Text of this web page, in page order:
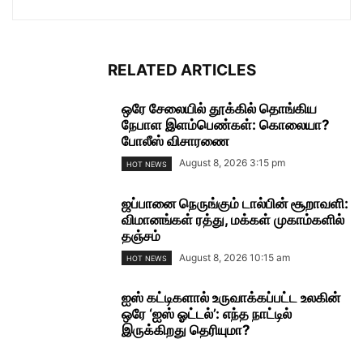
RELATED ARTICLES
ஒரே சேலையில் தூக்கில் தொங்கிய
நேபாள இளம்பெண்கள்: கொலையா?
போலீஸ் விசாரணை
HOT NEWS August 8, 2026 3:15 pm
ஜப்பானை நெருங்கும் டால்பின் சூறாவளி:
விமானங்கள் ரத்து, மக்கள் முகாம்களில்
தஞ்சம்
HOT NEWS August 8, 2026 10:15 am
ஐஸ் கட்டிகளால் உருவாக்கப்பட்ட உலகின்
ஒரே ‘ஐஸ் ஓட்டல்’: எந்த நாட்டில்
இருக்கிறது தெரியுமா?